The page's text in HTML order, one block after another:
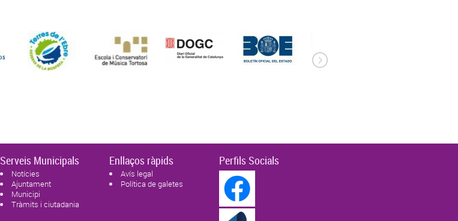
Serveis Municipals
Notícies
Ajuntament
Municipi
Tràmits i ciutadania
Enllaços ràpids
Avís legal
Política de galetes
Perfils Socials